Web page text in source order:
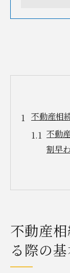
不動産相
不動
割早
行政
ント
不動
三ヶ月ル
不動産
る際の